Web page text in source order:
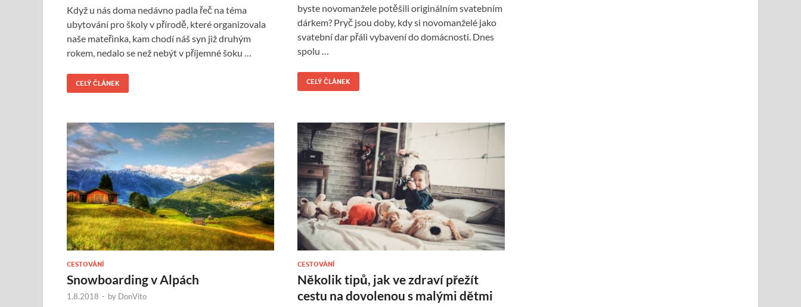
Když u nás doma nedávno padla řeč na téma
ubytování pro školy v přírodě, které organizovala
naše mateřinka, kam chodí náš syn již druhým
rokem, nedalo se než nebýt v příjemné šoku …
CELÝ ČLÁNEK
byste novomanžele potěšili originálním svatebním
dárkem? Pryč jsou doby, kdy si novomanželé jako
svatební dar přáli vybavení do domácnosti. Dnes
spolu …
CELÝ ČLÁNEK
CESTOVÁNÍ
Snowboarding v Alpách
1.8.2018 - by DonVito
CESTOVÁNÍ
Několik tipů, jak ve zdraví přežít
cestu na dovolenou s malými dětmi